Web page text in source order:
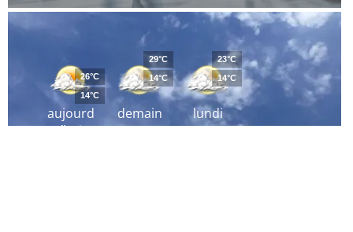
aujourd
´hui
26°C
14°C
demain
29°C
14°C
lundi
23°C
14°C